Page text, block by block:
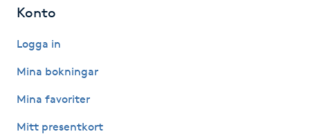
Healing
Herrklippning
Hollywood Peel
Konto
Logga in
Mina bokningar
Mina favoriter
Mitt presentkort